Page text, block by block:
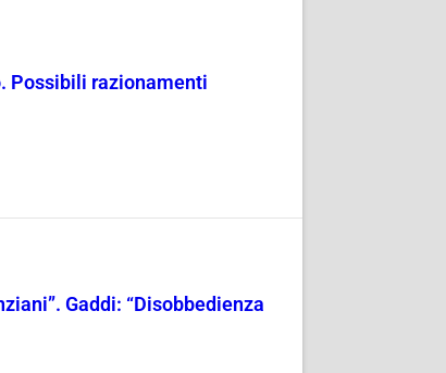
Possibili razionamenti
Gaddi: “Disobbedienza